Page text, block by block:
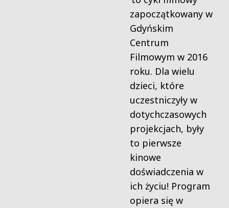
zapoczątkowany w
Gdyńskim
Centrum
Filmowym w 2016
roku. Dla wielu
dzieci, które
uczestniczyły w
dotychczasowych
projekcjach, były
to pierwsze
kinowe
doświadczenia w
ich życiu! Program
opiera się w